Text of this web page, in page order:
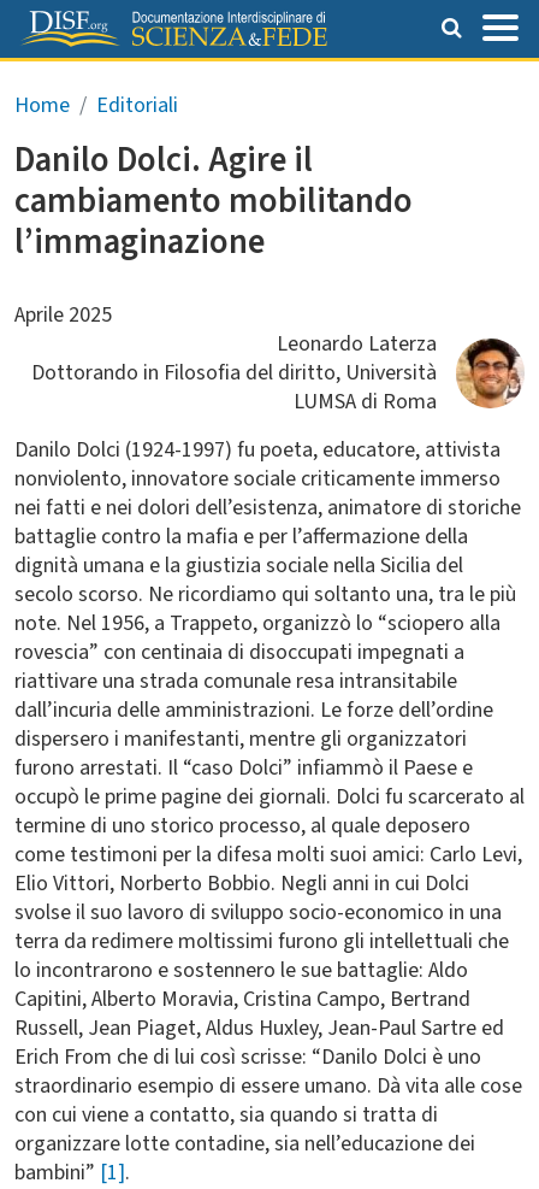
Salta al contenuto principale
Briciole di pane
Home Editoriali
Danilo Dolci. Agire il
cambiamento mobilitando
l’immaginazione
Aprile 2025
Leonardo Laterza
Dottorando in Filosofia del diritto, Università
LUMSA di Roma
Danilo Dolci (1924-1997) fu poeta, educatore, attivista
nonviolento, innovatore sociale criticamente immerso
nei fatti e nei dolori dell’esistenza, animatore di storiche
battaglie contro la mafia e per l’affermazione della
dignità umana e la giustizia sociale nella Sicilia del
secolo scorso. Ne ricordiamo qui soltanto una, tra le più
note. Nel 1956, a Trappeto, organizzò lo “sciopero alla
rovescia” con centinaia di disoccupati impegnati a
riattivare una strada comunale resa intransitabile
dall’incuria delle amministrazioni. Le forze dell’ordine
dispersero i manifestanti, mentre gli organizzatori
furono arrestati. Il “caso Dolci” infiammò il Paese e
occupò le prime pagine dei giornali. Dolci fu scarcerato al
termine di uno storico processo, al quale deposero
come testimoni per la difesa molti suoi amici: Carlo Levi,
Elio Vittori, Norberto Bobbio. Negli anni in cui Dolci
svolse il suo lavoro di sviluppo socio-economico in una
terra da redimere moltissimi furono gli intellettuali che
lo incontrarono e sostennero le sue battaglie: Aldo
Capitini, Alberto Moravia, Cristina Campo, Bertrand
Russell, Jean Piaget, Aldus Huxley, Jean-Paul Sartre ed
Erich From che di lui così scrisse: “Danilo Dolci è uno
straordinario esempio di essere umano. Dà vita alle cose
con cui viene a contatto, sia quando si tratta di
organizzare lotte contadine, sia nell’educazione dei
bambini” [1].